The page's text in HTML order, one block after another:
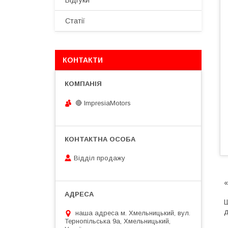
Статії
КОНТАКТИ
🔴 ImpresiaMotors
Відділ продажу
наша адреса м. Хмельницький, вул.
Тернопільська 9а, Хмельницький,